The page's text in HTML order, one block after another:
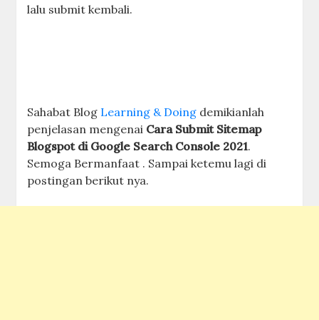
lalu submit kembali.
Sahabat Blog Learning & Doing demikianlah
penjelasan mengenai Cara Submit Sitemap
Blogspot di Google Search Console 2021.
Semoga Bermanfaat . Sampai ketemu lagi di
postingan berikut nya.